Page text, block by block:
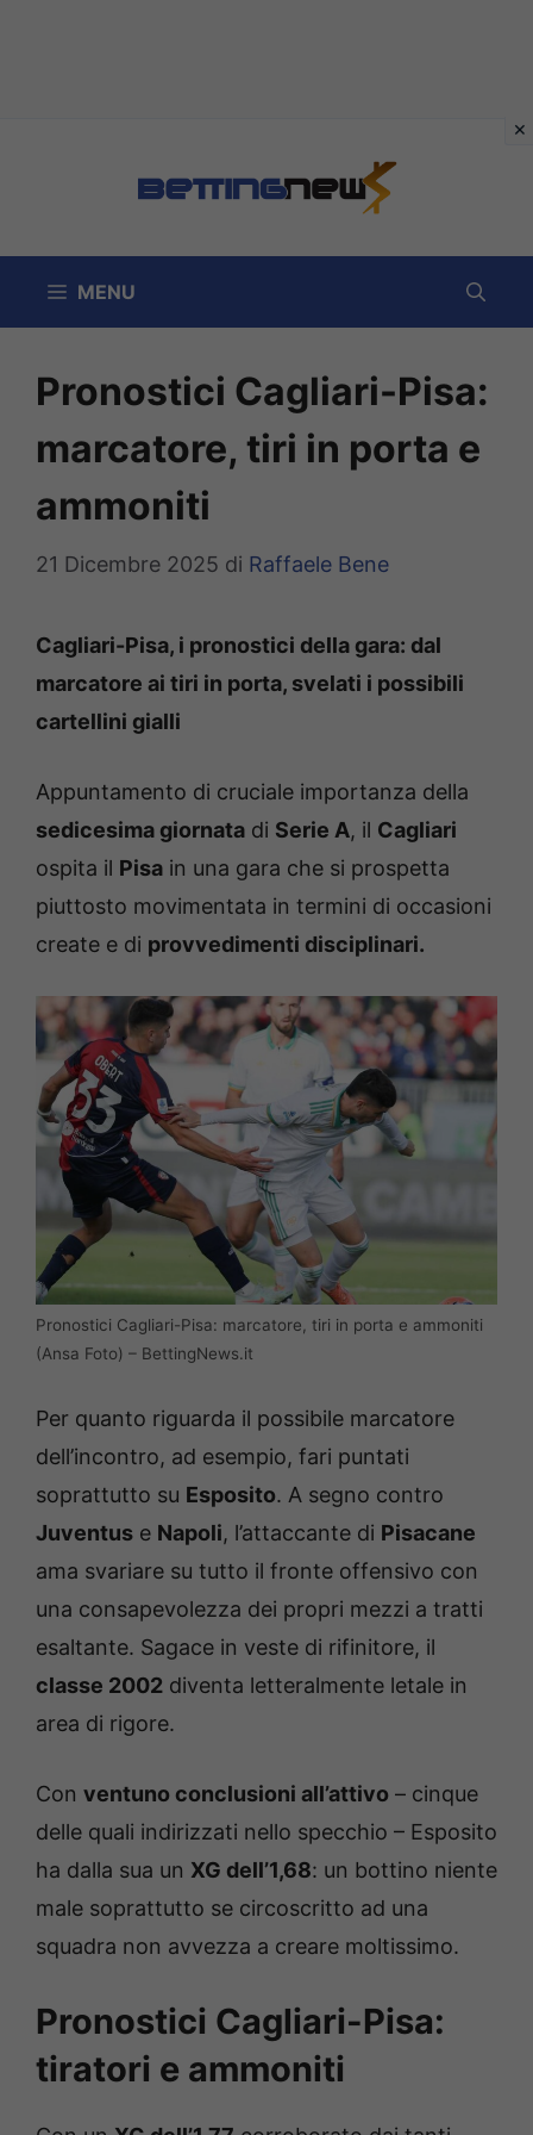
MENU
Pronostici Cagliari-Pisa:
marcatore, tiri in porta e
ammoniti
21 Dicembre 2025 di Raffaele Bene
Cagliari-Pisa, i pronostici della gara: dal
marcatore ai tiri in porta, svelati i possibili
cartellini gialli
Appuntamento di cruciale importanza della
sedicesima giornata di Serie A, il Cagliari
ospita il Pisa in una gara che si prospetta
piuttosto movimentata in termini di occasioni
create e di provvedimenti disciplinari.
Pronostici Cagliari-Pisa: marcatore, tiri in porta e ammoniti
(Ansa Foto) – BettingNews.it
Per quanto riguarda il possibile marcatore
dell’incontro, ad esempio, fari puntati
soprattutto su Esposito. A segno contro
Juventus e Napoli, l’attaccante di Pisacane
ama svariare su tutto il fronte offensivo con
una consapevolezza dei propri mezzi a tratti
esaltante. Sagace in veste di rifinitore, il
classe 2002 diventa letteralmente letale in
area di rigore.
Con ventuno conclusioni all’attivo – cinque
delle quali indirizzati nello specchio – Esposito
ha dalla sua un XG dell’1,68: un bottino niente
male soprattutto se circoscritto ad una
squadra non avvezza a creare moltissimo.
Pronostici Cagliari-Pisa:
tiratori e ammoniti